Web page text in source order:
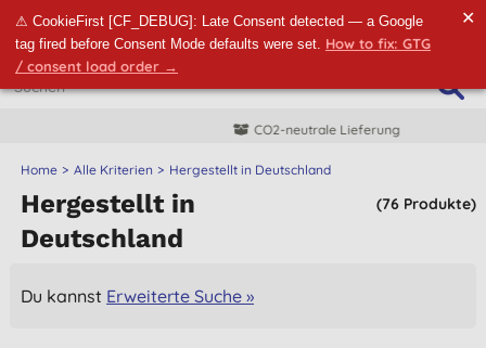
⚠ CookieFirst [CF_DEBUG]: Late Consent detected — a Google
tag fired before Consent Mode defaults were set. How to fix: GTG
/ consent load order →
✕
CO2-neutrale Lieferung
Home Alle Kriterien Hergestellt in Deutschland
(76 Produkte)
Hergestellt in
Deutschland
Du kannst Erweiterte Suche »